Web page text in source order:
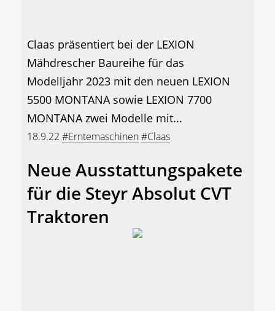
Claas präsentiert bei der LEXION
Mähdrescher Baureihe für das
Modelljahr 2023 mit den neuen LEXION
5500 MONTANA sowie LEXION 7700
MONTANA zwei Modelle mit...
18.9.22 #Erntemaschinen#Claas
Neue Ausstattungspakete
für die Steyr Absolut CVT
Traktoren